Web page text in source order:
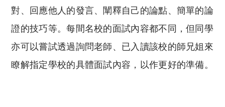
對、回應他人的發言、闡釋自己的論點、簡單的論
證的技巧等。每間名校的面試內容都不同，但同學
亦可以嘗試透過詢問老師、已入讀該校的師兄姐來
瞭解指定學校的具體面試內容，以作更好的準備。